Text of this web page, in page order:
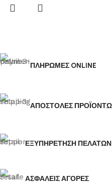
ΠΛΗΡΩΜΕΣ ONLINE
ΑΠΟΣΤΟΛΕΣ
ΕΞΥΠΗΡΕΤΗΣΗ ΠΕΛΑΤΩΝ
ΑΣΦΑΛΕΙΣ ΑΓΟΡΕΣ